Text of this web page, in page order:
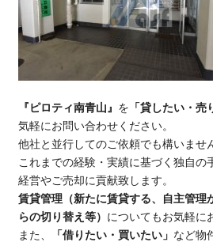
『ピロティ南青山』 を 「貸したい・売
気軽にお問い合わせください。
他社と並行してのご依頼でも構いませ
これまでの経験・実績に基づく独自の
経営やご売却に貢献致します。
賃貸管理（新たに賃貸する、自主管理
らの切り替え等） についてもお気軽に
また、
「借りたい・買いたい」 など物